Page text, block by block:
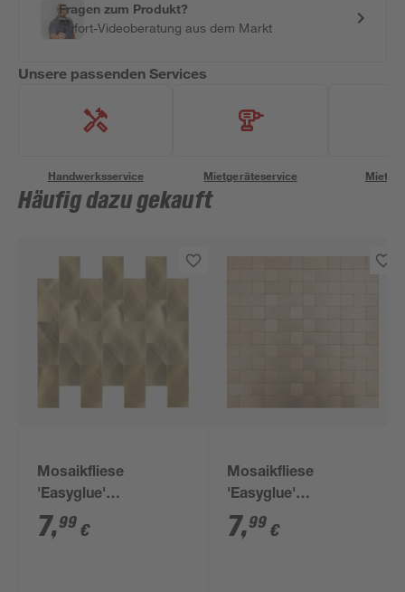
Fragen zum Produkt?
Sofort-Videoberatung aus dem Markt
Unsere passenden Services
Handwerksservice Mietgeräteservice
Häufig dazu gekauft
Mosaikfliese
'Easyglue'
selbstklebend kupfer
Kunststoff 29,6 x 29,6
7,99 €
Mosaikfliese
'Easyglue'
selbstklebend
Aluminium
7,99 €